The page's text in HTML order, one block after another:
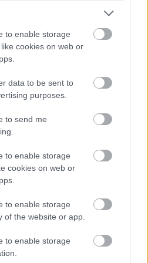
to enable storage
cookies on web or
data to be sent to
purposes.
to send me
to enable storage
cookies on web or
to enable storage
of the website or app.
to enable storage
egyelőre messze a hetedik
közelít Piastrira, már csak fél
Antonelli borzalmasan
a kerekei, de a győzelmi
hogy körök óta nem boldogul
Lindblad mellé, feljött